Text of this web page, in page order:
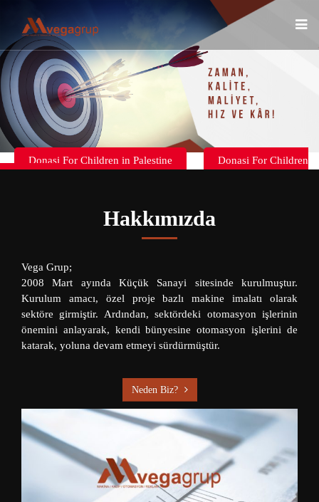
Donasi For Children in Palestine
Donasi For Children
Hakkımızda
Vega Grup;
2008 Mart ayında Küçük Sanayi sitesinde kurulmuştur.
Kurulum amacı, özel proje bazlı makine imalatı olarak
sektöre girmiştir. Ardından, sektördeki otomasyon işlerinin
önemini anlayarak, kendi bünyesine otomasyon işlerini de
katarak, yoluna devam etmeyi sürdürmüştür.
Neden Biz?